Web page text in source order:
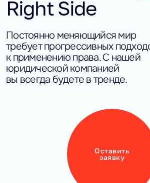
Right Side
Постоянно меняющийся мир
требует прогрессивных
к применению права. С нашей
юридической компанией
вы всегда будете в тренде.
Оставить
заявку